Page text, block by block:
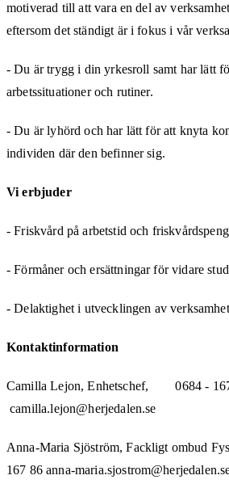
motiverad till att vara en del av
eftersom det ständigt är i fokus i vår
- Du är trygg i din yrkesroll samt har lätt
arbetssituationer och rutiner.
- Du är lyhörd och har lätt för att knyta
individen där den befinner sig.
Vi erbjuder
- Friskvård på arbetstid och
- Förmåner och ersättningar för vidare
- Delaktighet i utvecklingen av
Kontaktinformation
Camilla Lejon, Enhetschef, 0684 -
camilla.lejon@herjedalen.se
Anna-Maria Sjöström, Fackligt ombud
167 86 anna-